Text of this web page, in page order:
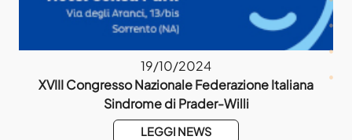
19/10/2024
XVIII Congresso Nazionale Federazione Italiana
Sindrome di Prader-Willi
LEGGI NEWS